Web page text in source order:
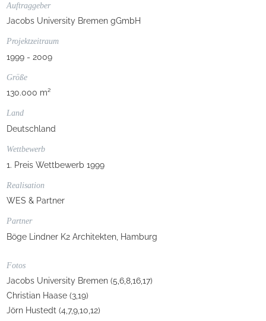
Auftraggeber
Jacobs University Bremen gGmbH
Projektzeitraum
1999 - 2009
Größe
130.000 m²
Land
Deutschland
Wettbewerb
1. Preis Wettbewerb 1999
Realisation
WES & Partner
Partner
Böge Lindner K2 Architekten, Hamburg
Fotos
Jacobs University Bremen (5,6,8,16,17)
Christian Haase (3,19)
Jörn Hustedt (4,7,9,10,12)